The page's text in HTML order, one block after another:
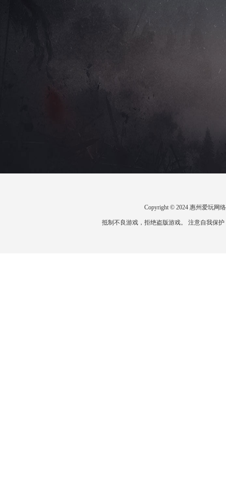
Copyright © 2024 惠州爱玩网
抵制不良游戏，拒绝盗版游戏。 注意自我保